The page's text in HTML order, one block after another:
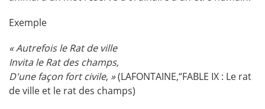
Exemple
« Autrefois le Rat de ville
Invita le Rat des champs,
D'une façon fort civile, »(LAFONTAINE,“FABLE IX : Le rat
de ville et le rat des champs)